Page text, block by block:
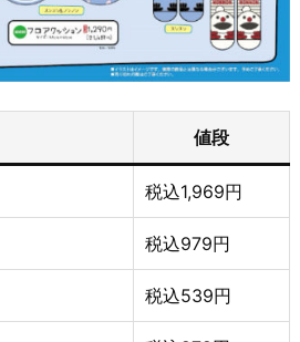
値段
税込1,969円
税込979円
税込539円